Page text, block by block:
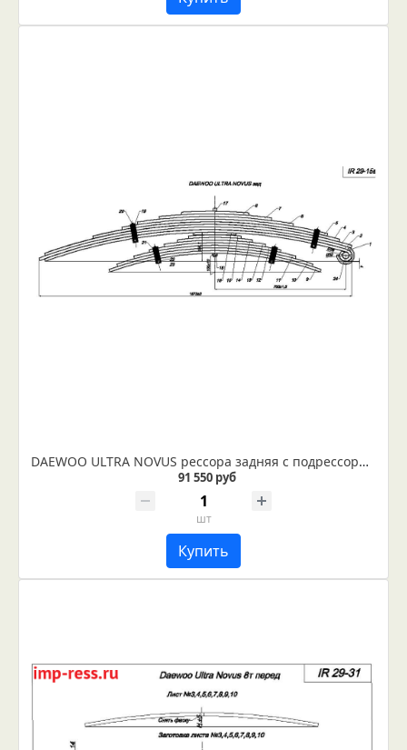
DAEWOO ULTRA NOVUS рессора задняя с подрессорником 16 листов (IR 29-15)
91 550 руб
шт
Купить